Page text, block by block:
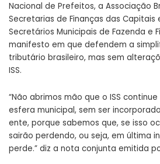
Nacional de Prefeitos, a Associação
Secretarias de Finanças das Capitais
Secretários Municipais de Fazenda e
manifesto em que defendem a
tributário brasileiro, mas sem
ISS.
“Não abrimos mão que o ISS
esfera municipal, sem ser
ente, porque sabemos que, se isso
sairão perdendo, ou seja, em última
perde.” diz a nota conjunta emitida